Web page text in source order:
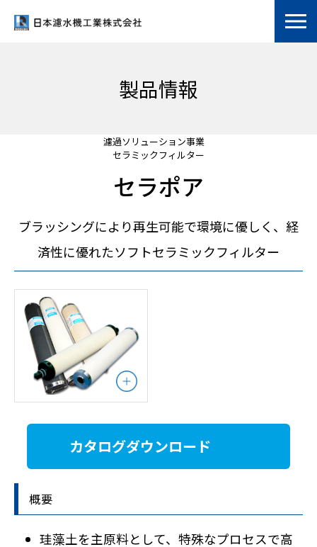
製品情報
濾過ソリューション事業
セラミックフィルター
セラポア
ブラッシングにより再生可能で環境に優しく、経
済性に優れたソフトセラミックフィルター
カタログダウンロード
概要
珪藻土を主原料として、特殊なプロセスで高